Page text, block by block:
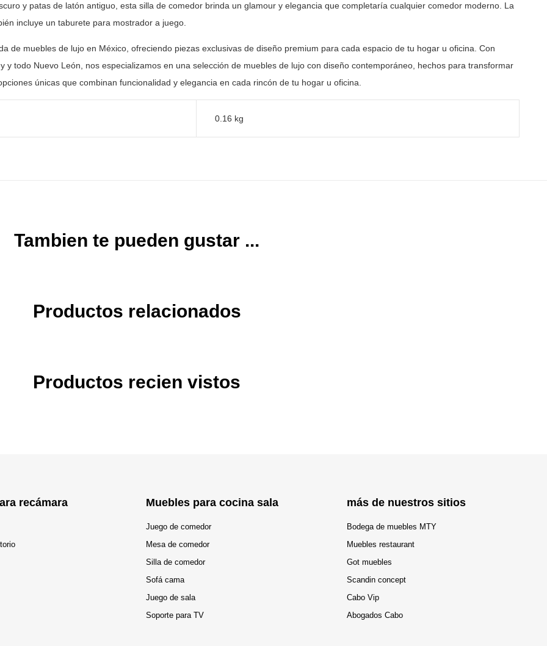
y patas de latón antiguo, esta silla de comedor brinda un glamour y elegancia que completaría cualquier comedor moderno. La
incluye un taburete para mostrador a juego.
de muebles de lujo en México, ofreciendo piezas exclusivas de diseño premium para cada espacio de tu hogar u oficina. Con
y todo Nuevo León, nos especializamos en una selección de muebles de lujo con diseño contemporáneo, hechos para transformar
únicas que combinan funcionalidad y elegancia en cada rincón de tu hogar u oficina.
0.16 kg
Tambien te pueden gustar ...
Productos relacionados
Productos recien vistos
recámara Muebles para cocina sala
Juego de comedor
Mesa de comedor
Silla de comedor
Sofá cama
Juego de sala
Soporte para TV
más de nuestros sitios
Bodega de muebles MTY
Muebles restaurant
Got muebles
Scandin concept
Cabo Vip
Abogados Cabo